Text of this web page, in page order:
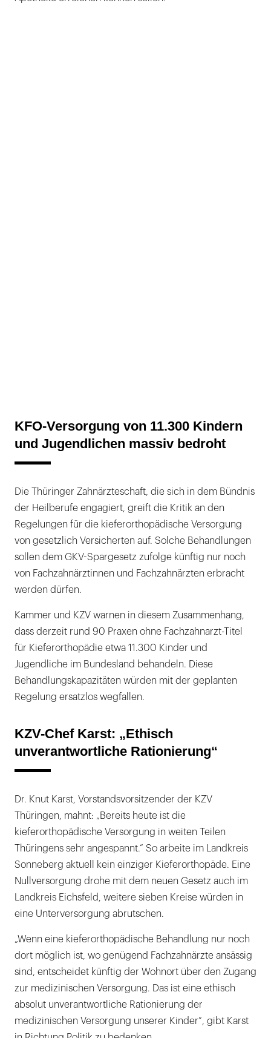
KFO-Versorgung von 11.300 Kindern
und Jugendlichen massiv bedroht
Die Thüringer Zahnärzteschaft, die sich in dem Bündnis
der Heilberufe engagiert, greift die Kritik an den
Regelungen für die kieferorthopädische Versorgung
von gesetzlich Versicherten auf. Solche Behandlungen
sollen dem GKV-Spargesetz zufolge künftig nur noch
von Fachzahnärztinnen und Fachzahnärzten erbracht
werden dürfen.
Kammer und KZV warnen in diesem Zusammenhang,
dass derzeit rund 90 Praxen ohne Fachzahnarzt-Titel
für Kieferorthopädie etwa 11.300 Kinder und
Jugendliche im Bundesland behandeln. Diese
Behandlungskapazitäten würden mit der geplanten
Regelung ersatzlos wegfallen.
KZV-Chef Karst: „Ethisch
unverantwortliche Rationierung“
Dr. Knut Karst, Vorstandsvorsitzender der KZV
Thüringen, mahnt: „Bereits heute ist die
kieferorthopädische Versorgung in weiten Teilen
Thüringens sehr angespannt.“ So arbeite im Landkreis
Sonneberg aktuell kein einziger Kieferorthopäde. Eine
Nullversorgung drohe mit dem neuen Gesetz auch im
Landkreis Eichsfeld, weitere sieben Kreise würden in
eine Unterversorgung abrutschen.
„Wenn eine kieferorthopädische Behandlung nur noch
dort möglich ist, wo genügend Fachzahnärzte ansässig
sind, entscheidet künftig der Wohnort über den Zugang
zur medizinischen Versorgung. Das ist eine ethisch
absolut unverantwortliche Rationierung der
medizinischen Versorgung unserer Kinder“, gibt Karst